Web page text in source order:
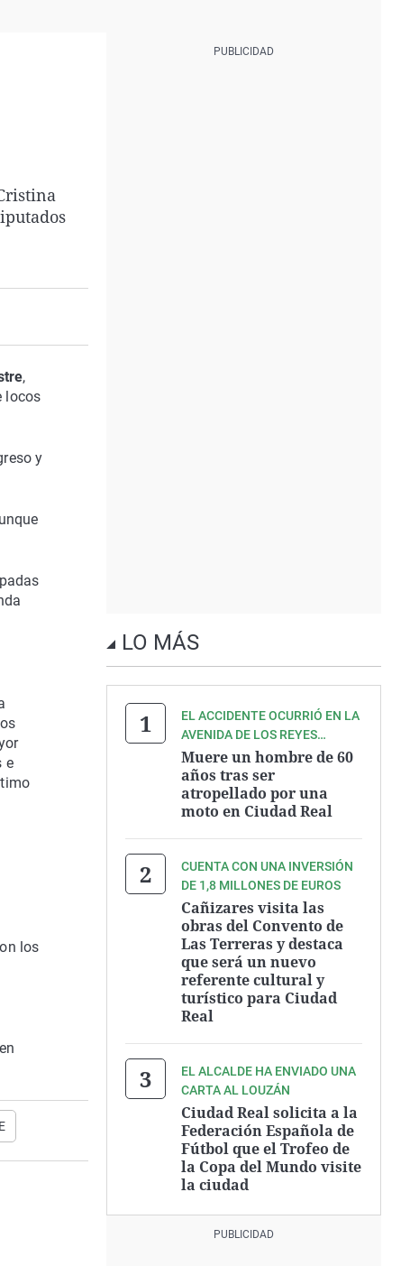
,
locos
y
e
los
LO MÁS
EL ACCIDENTE OCURRIÓ EN LA
AVENIDA DE LOS REYES
CATÓLICOS
Muere un hombre de 60
años tras ser
atropellado por una
moto en Ciudad Real
CUENTA CON UNA INVERSIÓN
DE 1,8 MILLONES DE EUROS
Cañizares visita las
obras del Convento de
Las Terreras y destaca
que será un nuevo
referente cultural y
turístico para Ciudad
Real
EL ALCALDE HA ENVIADO UNA
CARTA AL LOUZÁN
Ciudad Real solicita a la
Federación Española de
Fútbol que el Trofeo de
la Copa del Mundo visite
la ciudad